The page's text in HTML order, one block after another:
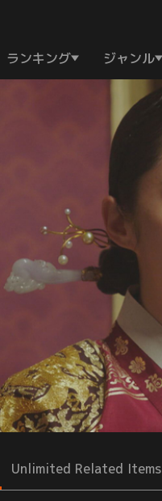
ランキング ジャンル
Unlimited Related Items